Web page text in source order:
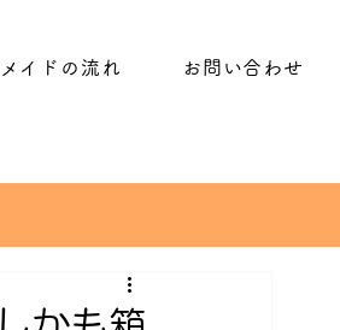
イドの流れ お問い合わせ